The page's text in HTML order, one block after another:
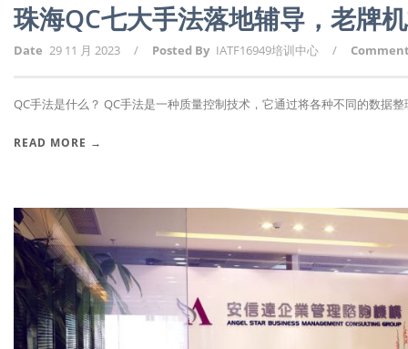
珠海QC七大手法落地辅导，老牌
Date 29 11 月 2023 / Posted By IATF16949培训中心 /
QC手法是什么？ QC手法是一种质量控制技术，它通过将各种不同的数据整
READ MORE →